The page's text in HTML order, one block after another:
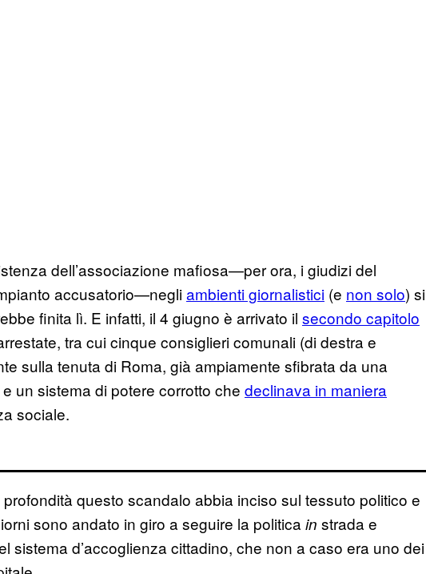
dell’associazione mafiosa—per ora, i giudizi del
accusatorio—negliambienti giornalistici (e non solo) si
finita lì. E infatti, il 4 giugno è arrivato il secondo capitolo
tra cui cinque consiglieri comunali (di destra e
sulla tenuta di Roma, già ampiamente sfibrata da una
un sistema di potere corrotto che declinava in maniera
sociale.
questo scandalo abbia inciso sul tessuto politico e
sono andato in giro a seguire la politica in strada e
sistema d’accoglienza cittadino, che non a caso era uno dei